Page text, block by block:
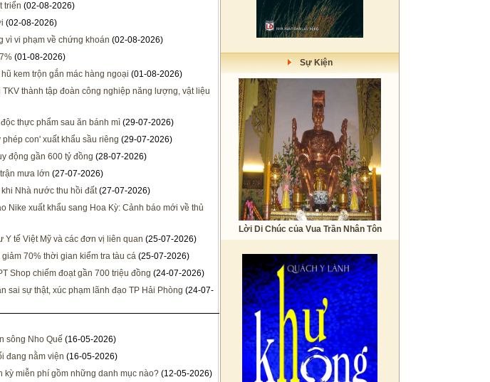
triển (02-08-2026)
(02-08-2026)
vì vi phạm về chứng khoán (02-08-2026)
(01-08-2026)
kem trộn gắn mác hàng ngoại (01-08-2026)
thành tập đoàn công nghiệp năng lượng, vật liệu
thực phẩm sau ăn bánh mì (29-07-2026)
con' xuất khẩu sầu riêng (29-07-2026)
động gần 600 tỷ đồng (28-07-2026)
mưa lớn (27-07-2026)
Nhà nước thu hồi đất(27-07-2026)
Nike xuất khẩu sang Hoa Kỳ: Cảnh báo mới về thủ
Y tế Việt Mỹ và các đơn vị liên quan (25-07-2026)
70% thời gian kiểm tra tàu cá (25-07-2026)
Shop chiếm đoạt gần 700 triệu đồng (24-07-2026)
sai sự thật, xúc phạm lãnh đạo TP Hải Phòng (24-07-
sông Nho Quế (16-05-2026)
đang nằm viện (16-05-2026)
miễn phí gồm những danh mục nào? (12-05-2026)
Sự Kiện
Lời Di Chúc của Vua Trần Nhân Tôn